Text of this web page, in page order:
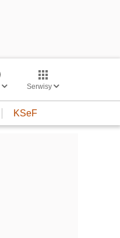
Serwisy
KSeF